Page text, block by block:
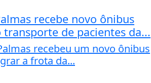
recebe novo ônibus
de pacientes da...
recebeu um novo ônibus
a frota da...